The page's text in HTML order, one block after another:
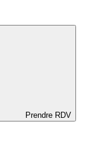
Prendre RDV